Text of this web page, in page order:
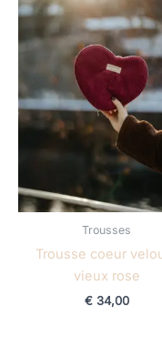
Trousses
Trousse coeur
vieux rose
€34,00